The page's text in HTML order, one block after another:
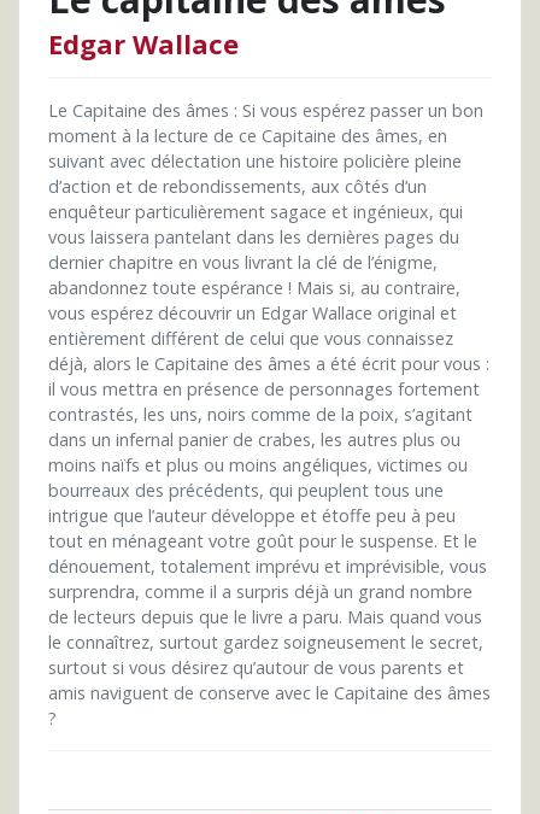
Edgar Wallace
Le Capitaine des âmes : Si vous espérez passer un bon
moment à la lecture de ce Capitaine des âmes, en
suivant avec délectation une histoire policière pleine
d’action et de rebondissements, aux côtés d’un
enquêteur particulièrement sagace et ingénieux, qui
vous laissera pantelant dans les dernières pages du
dernier chapitre en vous livrant la clé de l’énigme,
abandonnez toute espérance ! Mais si, au contraire,
vous espérez découvrir un Edgar Wallace original et
entièrement différent de celui que vous connaissez
déjà, alors le Capitaine des âmes a été écrit pour vous :
il vous mettra en présence de personnages fortement
contrastés, les uns, noirs comme de la poix, s’agitant
dans un infernal panier de crabes, les autres plus ou
moins naïfs et plus ou moins angéliques, victimes ou
bourreaux des précédents, qui peuplent tous une
intrigue que l’auteur développe et étoffe peu à peu
tout en ménageant votre goût pour le suspense. Et le
dénouement, totalement imprévu et imprévisible, vous
surprendra, comme il a surpris déjà un grand nombre
de lecteurs depuis que le livre a paru. Mais quand vous
le connaîtrez, surtout gardez soigneusement le secret,
surtout si vous désirez qu’autour de vous parents et
amis naviguent de conserve avec le Capitaine des âmes
?